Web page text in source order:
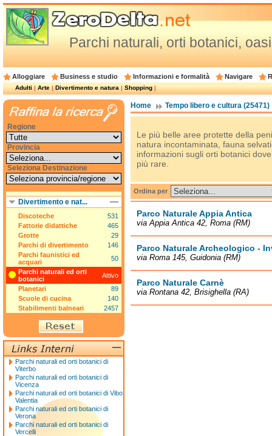
Parchi naturali, orti botanici,
Alloggiare Business e studio Informazioni e formalità Navigare
Adulti|Arte|Divertimento e natura|Shopping|
Home Tempo libero e cultura (25471)
Le più belle aree protette della
natura incontaminata, fauna
informazioni sugli orti botanici
più rare.
Ordina per
Parco Naturale Appia Antica
via Appia Antica 42, Roma (RM)
Parco Naturale Archeologico -
via Roma 145, Guidonia (RM)
Parco Naturale Carnè
via Rontana 42, Brisighella (RA)
Regione
Provincia
Seleziona Destinazione
Divertimento e nat...
Discoteche
531
Fattorie didattiche
465
Grotte
29
Parchi di divertimento
146
Parchi faunistici ed
acquari
50
Parchi naturali ed orti
botanici
Attivo
Planetari
89
Scuole di cucina
140
Stabilimenti balneari
2457
Parchi naturali ed orti botanici di
Viterbo
Parchi naturali ed orti botanici di
Vicenza
Parchi naturali ed orti botanici di Vibo
Valentia
Parchi naturali ed orti botanici di
Verona
Parchi naturali ed orti botanici di
Vercelli